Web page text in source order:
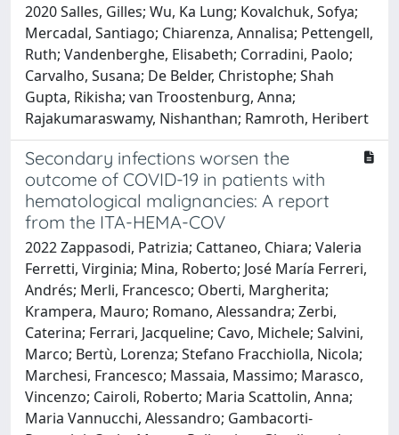
2020 Salles, Gilles; Wu, Ka Lung; Kovalchuk, Sofya;
Mercadal, Santiago; Chiarenza, Annalisa; Pettengell,
Ruth; Vandenberghe, Elisabeth; Corradini, Paolo;
Carvalho, Susana; De Belder, Christophe; Shah
Gupta, Rikisha; van Troostenburg, Anna;
Rajakumaraswamy, Nishanthan; Ramroth, Heribert
Secondary infections worsen the
outcome of COVID-19 in patients with
hematological malignancies: A report
from the ITA-HEMA-COV
2022 Zappasodi, Patrizia; Cattaneo, Chiara; Valeria
Ferretti, Virginia; Mina, Roberto; José María Ferreri,
Andrés; Merli, Francesco; Oberti, Margherita;
Krampera, Mauro; Romano, Alessandra; Zerbi,
Caterina; Ferrari, Jacqueline; Cavo, Michele; Salvini,
Marco; Bertù, Lorenza; Stefano Fracchiolla, Nicola;
Marchesi, Francesco; Massaia, Massimo; Marasco,
Vincenzo; Cairoli, Roberto; Maria Scattolin, Anna;
Maria Vannucchi, Alessandro; Gambacorti-